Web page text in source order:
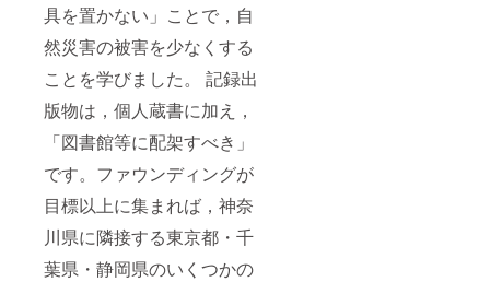
具を置かない」ことで，自
然災害の被害を少なくする
ことを学びました。 記録出
版物は，個人蔵書に加え，
「図書館等に配架すべき」
です。ファウンディングが
目標以上に集まれば，神奈
川県に隣接する東京都・千
葉県・静岡県のいくつかの